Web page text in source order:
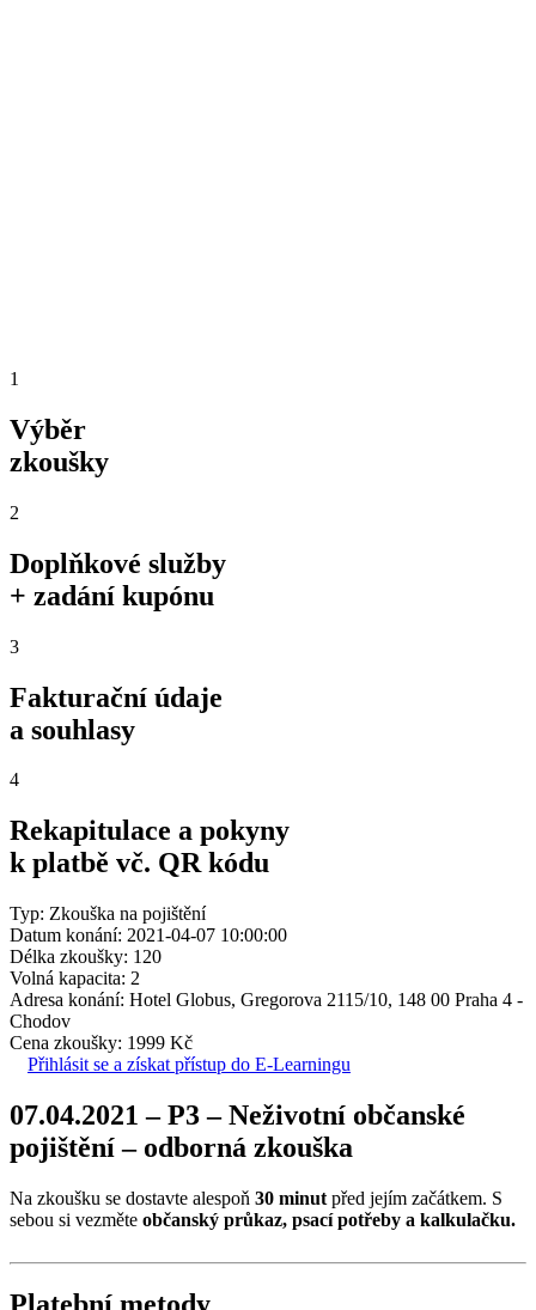
1
Výběr
zkoušky
2
Doplňkové služby
+ zadání kupónu
3
Fakturační údaje
a souhlasy
4
Rekapitulace a pokyny
k platbě vč. QR kódu
Typ: Zkouška na pojištění
Datum konání: 2021-04-07 10:00:00
Délka zkoušky: 120
Volná kapacita: 2
Adresa konání: Hotel Globus, Gregorova 2115/10, 148 00 Praha 4 -
Chodov
Cena zkoušky: 1999 Kč
Přihlásit se a získat přístup do E-Learningu
07.04.2021 – P3 – Neživotní občanské
pojištění – odborná zkouška
Na zkoušku se dostavte alespoň 30 minut před jejím začátkem. S
sebou si vezměte občanský průkaz, psací potřeby a kalkulačku.